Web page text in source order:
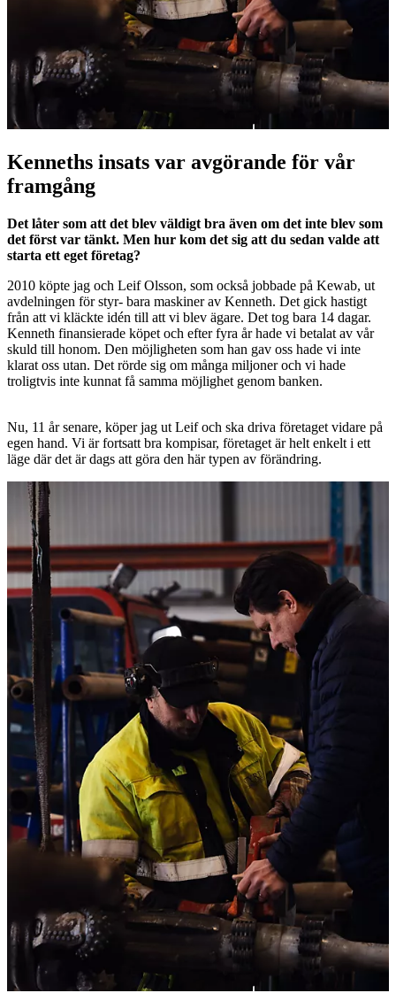
Kenneths insats var avgörande för vår
framgång
Det låter som att det blev väldigt bra även om det inte blev som
det först var tänkt. Men hur kom det sig att du sedan valde att
starta ett eget företag?
2010 köpte jag och Leif Olsson, som också jobbade på Kewab, ut
avdelningen för styr- bara maskiner av Kenneth. Det gick hastigt
från att vi kläckte idén till att vi blev ägare. Det tog bara 14 dagar.
Kenneth finansierade köpet och efter fyra år hade vi betalat av vår
skuld till honom. Den möjligheten som han gav oss hade vi inte
klarat oss utan. Det rörde sig om många miljoner och vi hade
troligtvis inte kunnat få samma möjlighet genom banken.
Nu, 11 år senare, köper jag ut Leif och ska driva företaget vidare på
egen hand. Vi är fortsatt bra kompisar, företaget är helt enkelt i ett
läge där det är dags att göra den här typen av förändring.